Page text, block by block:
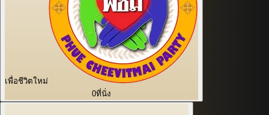
เพื่อชีวิตใหม่
0ที่นั่ง